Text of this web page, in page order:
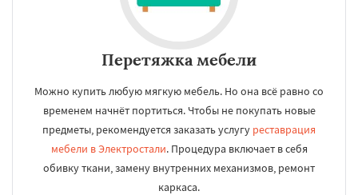
Перетяжка мебели
Можно купить любую мягкую мебель. Но она всё равно со
временем начнёт портиться. Чтобы не покупать новые
предметы, рекомендуется заказать услугу реставрация
мебели в Электростали. Процедура включает в себя
обивку ткани, замену внутренних механизмов, ремонт
каркаса.